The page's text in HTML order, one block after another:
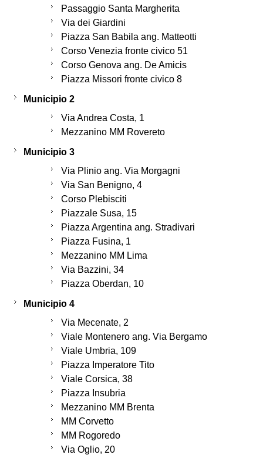
Passaggio Santa Margherita
Via dei Giardini
Piazza San Babila ang. Matteotti
Corso Venezia fronte civico 51
Corso Genova ang. De Amicis
Piazza Missori fronte civico 8
Municipio 2
Via Andrea Costa, 1
Mezzanino MM Rovereto
Municipio 3
Via Plinio ang. Via Morgagni
Via San Benigno, 4
Corso Plebisciti
Piazzale Susa, 15
Piazza Argentina ang. Stradivari
Piazza Fusina, 1
Mezzanino MM Lima
Via Bazzini, 34
Piazza Oberdan, 10
Municipio 4
Via Mecenate, 2
Viale Montenero ang. Via Bergamo
Viale Umbria, 109
Piazza Imperatore Tito
Viale Corsica, 38
Piazza Insubria
Mezzanino MM Brenta
MM Corvetto
MM Rogoredo
Via Oglio, 20